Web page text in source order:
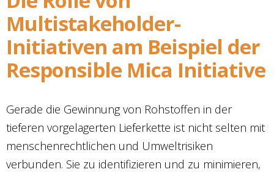
Multistakeholder-
Initiativen am Beispiel der
Responsible Mica Initiative
Gerade die Gewinnung von Rohstoffen in der
tieferen vorgelagerten Lieferkette ist nicht selten mit
menschenrechtlichen und Umweltrisiken
verbunden. Sie zu identifizieren und zu minimieren,